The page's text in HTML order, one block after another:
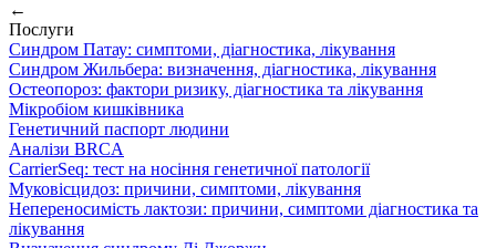
←
Послуги
Синдром Патау: симптоми, дiагностика, лiкування
Синдром Жильбера: визначення, діагностика, лікування
Остеопороз: фактори ризику, діагностика та лікування
Мікробіом кишківника
Генетичний паспорт людини
Аналізи BRCA
CarrierSeq: тест на носіння генетичної патології
Муковісцидоз: причини, симптоми, лікування
Непереносимість лактози: причини, симптоми діагностика та
лікування